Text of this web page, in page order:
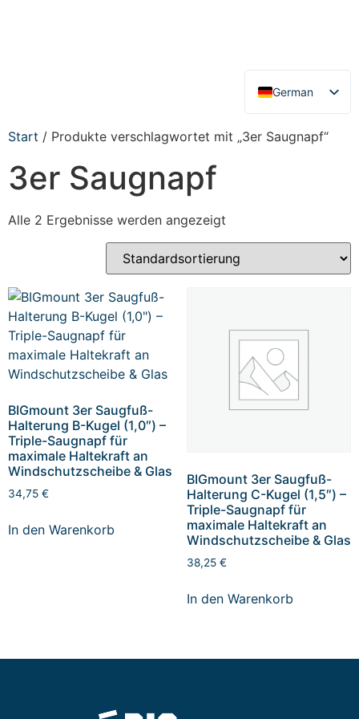
German
English
Start / Produkte verschlagwortet mit „3er Saugnapf“
3er Saugnapf
Alle 2 Ergebnisse werden angezeigt
BIGmount 3er Saugfuß-
Halterung B-Kugel (1,0″) –
Triple-Saugnapf für
maximale Haltekraft an
Windschutzscheibe & Glas
34,75 €
In den Warenkorb
BIGmount 3er Saugfuß-
Halterung C-Kugel (1,5″) –
Triple-Saugnapf für
maximale Haltekraft an
Windschutzscheibe & Glas
38,25 €
In den Warenkorb